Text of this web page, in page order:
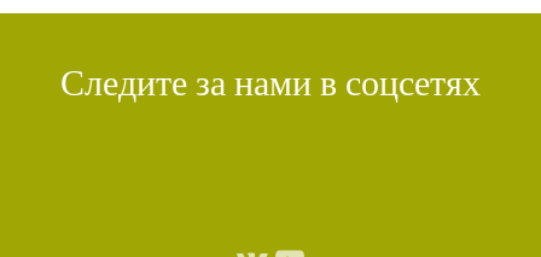
Следите за нами в соцсетях